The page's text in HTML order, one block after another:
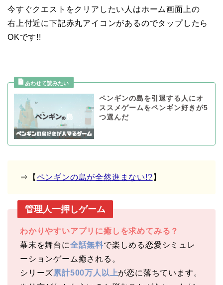
今すぐクエストをクリアしたい人はホーム画面上の
右上付近に下記赤丸アイコンがあるのでタップしたら
OKです!!
ペンギンの島を引退する人にオ
ススメゲームをペンギン好きが5
つ選んだ
⇒【 ペンギンの島が全然進まない!? 】
管理人一押しゲーム
わかりやすいアプリに癒しを求めてみる？
幕末を舞台に全話無料で楽しめる恋愛シミュレ
ーションゲーム癒される。
シリーズ累計500万人以上が恋に落ちています。